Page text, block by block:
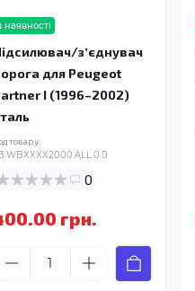
наявності
зʼєднувач
для Peugeot
I (1996–2002)
товару:
0
грн.